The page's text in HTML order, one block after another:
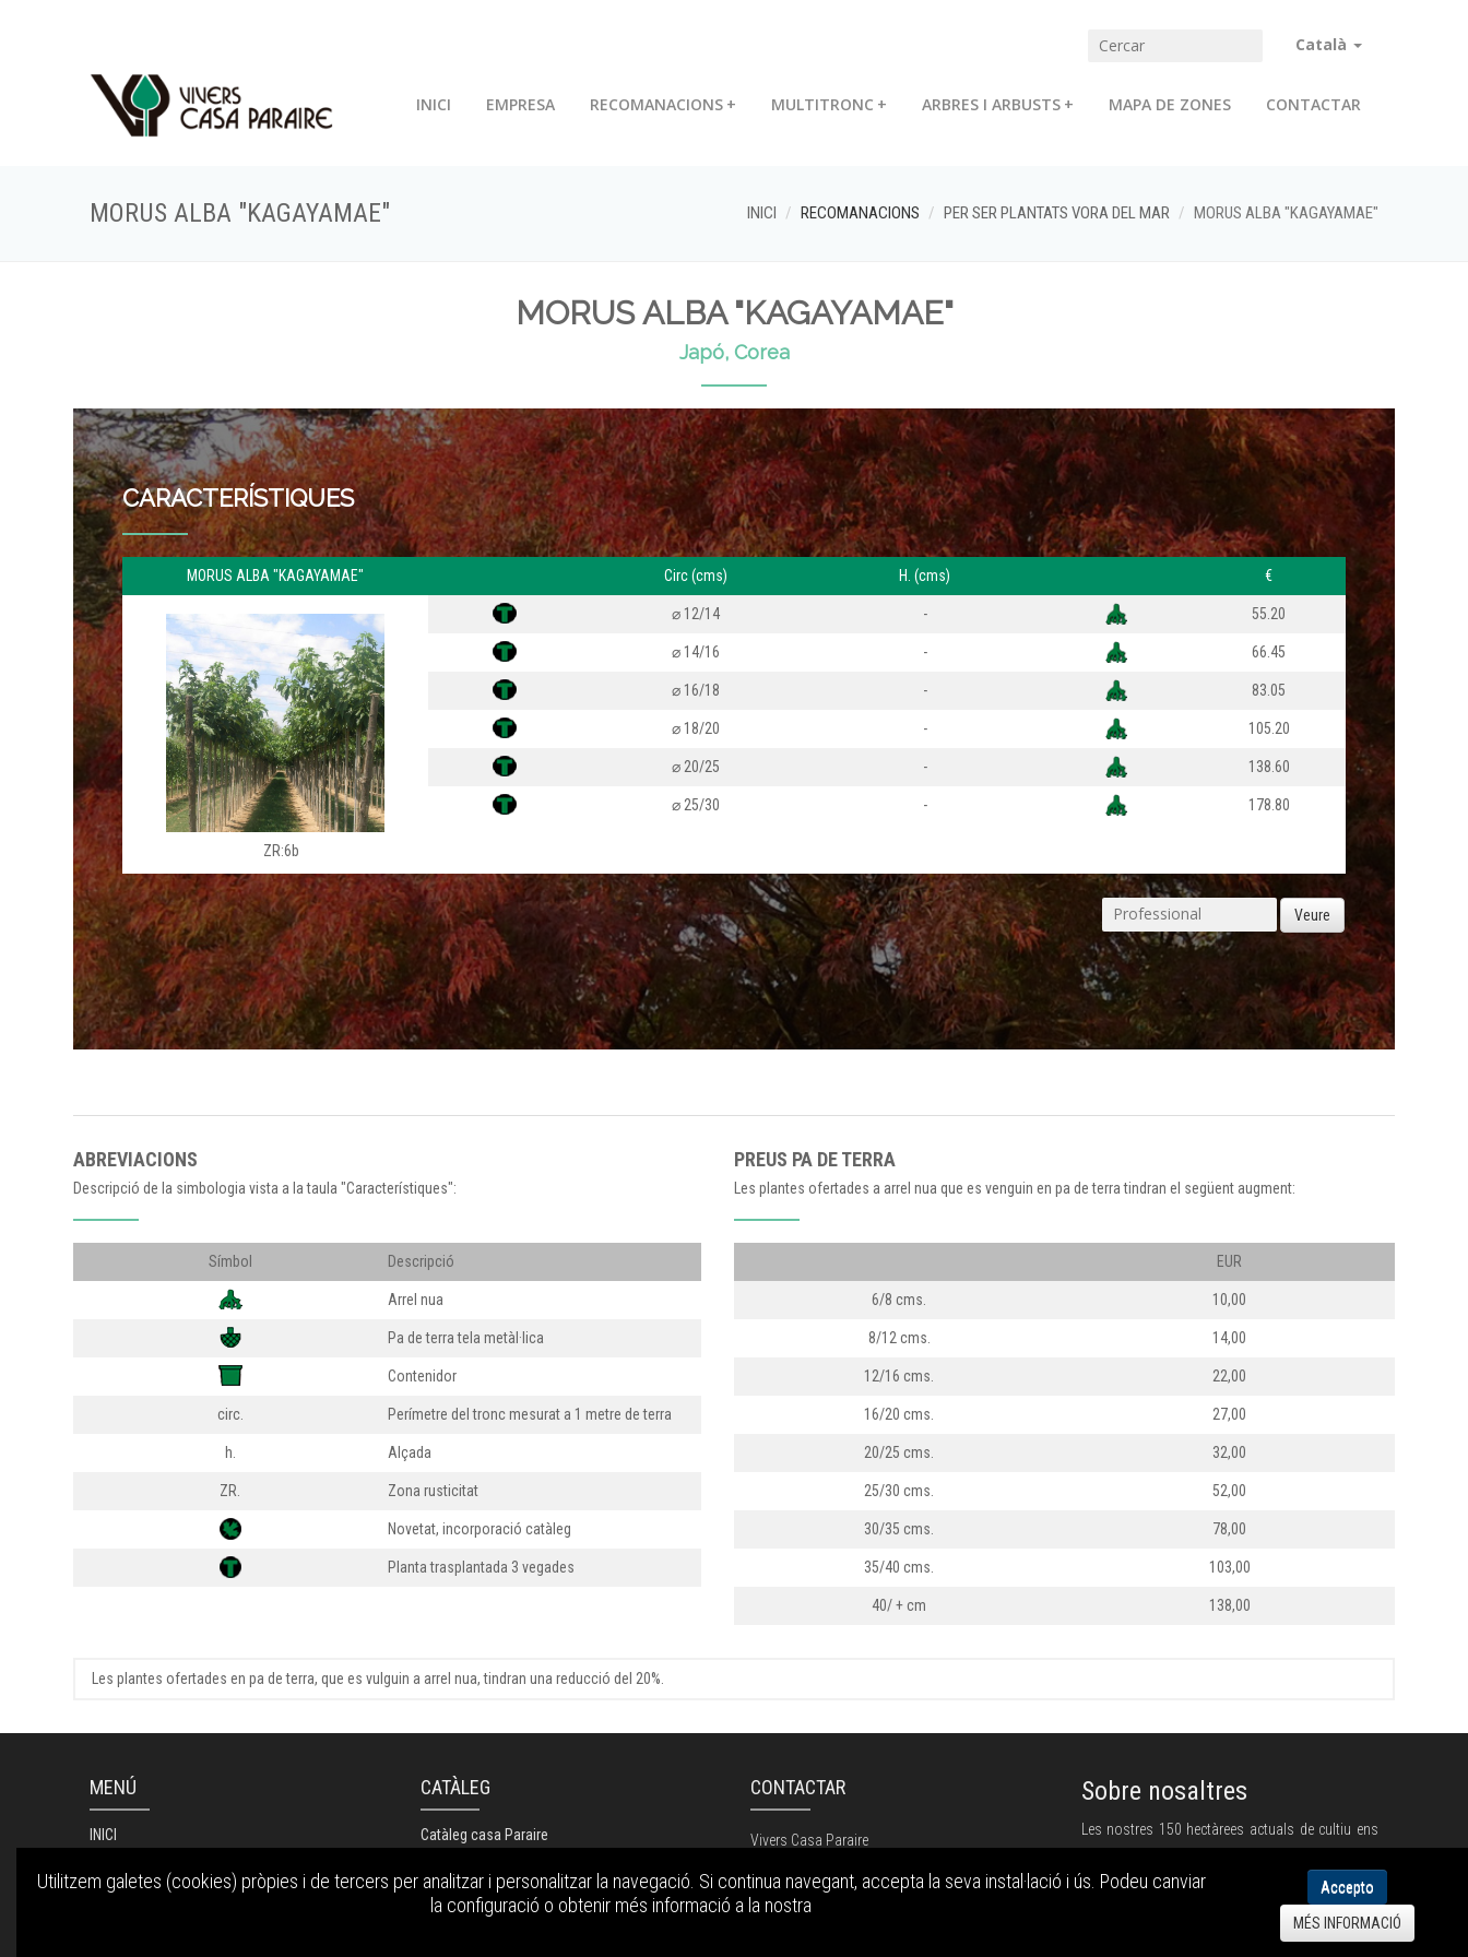
Català
INICI EMPRESA RECOMANACIONS + MULTITRONC + ARBRES I ARBUSTS + MAPA DE ZONES CONTACTAR
MORUS ALBA "KAGAYAMAE" INICI RECOMANACIONS PER SER PLANTATS VORA DEL MAR MORUS ALBA "KAGAYAMAE"
MORUS ALBA "KAGAYAMAE"
Japó, Corea
CARACTERÍSTIQUES
MORUS ALBA "KAGAYAMAE"
ZR:6b
Circ (cms) H. (cms) €
⌀ 12/14 - 55.20
⌀ 14/16 - 66.45
⌀ 16/18 - 83.05
⌀ 18/20 - 105.20
⌀ 20/25 - 138.60
⌀ 25/30 - 178.80
Veure
ABREVIACIONS
Descripció de la simbologia vista a la taula "Característiques":
Símbol Descripció
Arrel nua
Pa de terra tela metàl·lica
Contenidor
circ. Perímetre del tronc mesurat a 1 metre de terra
h. Alçada
ZR. Zona rusticitat
Novetat, incorporació catàleg
Planta trasplantada 3 vegades
PREUS PA DE TERRA
Les plantes ofertades a arrel nua que es venguin en pa de terra tindran el següent augment:
EUR
6/8 cms. 10,00
8/12 cms. 14,00
12/16 cms. 22,00
16/20 cms. 27,00
20/25 cms. 32,00
25/30 cms. 52,00
30/35 cms. 78,00
35/40 cms. 103,00
40/ + cm 138,00
Les plantes ofertades en pa de terra, que es vulguin a arrel nua, tindran una reducció del 20%.
MENÚ
INICI
CONTACTAR
CATÀLEG
Catàleg casa Paraire
CONTACTAR
Vivers Casa Paraire
C/ del Molí, 1
17462 Bordils - Girona
Sobre nosaltres
Les nostres 150 hectàrees actuals de cultiu ens
aconseguim fent cada any una acurada gestió de
l'arbrat que es destinarà a la venda, la quantitat
de planta que seguirà el creixement al camp i el
Utilitzem galetes (cookies) pròpies i de tercers per analitzar i personalitzar la navegació. Si continua navegant, accepta la seva instal·lació i ús. Podeu canviar
la configuració o obtenir més informació a la nostra
Accepto
MÉS INFORMACIÓ